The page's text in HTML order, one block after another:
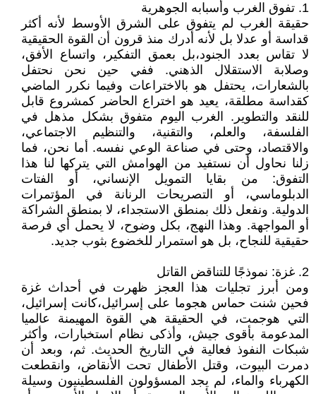
1. تفوق الغرب وأسبابه الجوهرية
حقيقة الغرب لم يتفوق على الشرق الأوسط لأنه أكثر
قداسة أو عدلا بل لأنه أدرك منذ قرون أن القوة الحقيقية
لا تقاس بعدد الجنود،بل بعمق التفكير، واتساع الأفق،
وصلابة الاستقلال الذهني. ففي حين نحن نحتفل
بالشعارات، يحتفل هو بالاختراعات وفيما نكرر الماضي
كقداسة مطلقة، يعيد هو اختراع الحاضر كمشروع قابل
للنقد والتطوير. الغرب اليوم متفوق بشكل مذهل في
الفلسفة، والعلم، والتقنية، والتنظيم الاجتماعي،
والاقتصاد، وحتى في صناعة الوعي نفسه. أما نحن، فما
زلنا نحاول أن نستفيد من الهوامش التي يتركها لنا هذا
التفوق: من بقايا التمويل الإنساني، أو الفتات
الدبلوماسي، أو التصريحات الرنانة في المؤتمرات
الدولية. ونفعل ذلك بمنطق الاستجداء، لا بمنطق الشراكة
أو المواجهة. وهذا النهج، بكل وضوح، لا يحمل أي فرصة
حقيقية للنجاح، بل هو استمرار للخضوع بثوب جديد.
2. غزة: نموذجًا للتناقض القاتل
ومن أبرز تجليات هذا العجز ظهرت في أحداث غزة
فحين شنت حماس هجوما على إسرائيل،كانت إسرائيل،
التي هوجمت، في الحقيقة هي القوة المهيمنة عالميا
المدعومة بأقوى جيش، وأذكى نظام استخبارات، وأكثر
شبكات النفوذ فعالية في التاريخ الحديث. ثم، وبعد أن
دمرت البيوت، وقتل الأطفال تحت الأنقاض، وانقطعت
الكهرباء والماء، لم يجد المسؤولون الفلسطينيون وسيلة